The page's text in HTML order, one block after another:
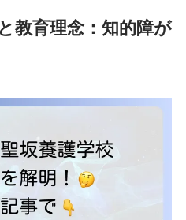
教育理念：知的障が